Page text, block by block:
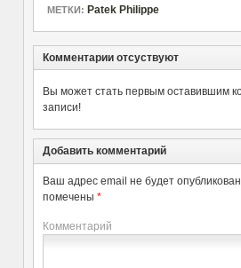
МЕТКИ: Patek Philippe
Комментарии отсуствуют
Вы может стать первым оставившим
записи!
Добавить комментарий
Ваш адрес email не будет
помечены *
Комментарий